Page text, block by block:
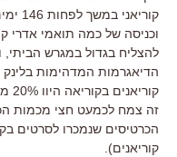
וכניסה של כמה תואמי אדרי
להצליח בגדול במגרש
הכרטיסים שנמכרו לסרטים
קוריאנים).